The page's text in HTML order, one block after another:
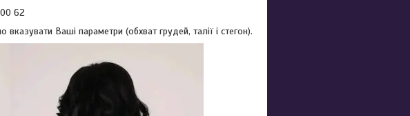
62
Ваші параметри (обхват грудей, талії і стегон).